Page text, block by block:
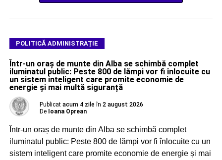
POLITICĂ ADMINISTRAȚIE
Într-un oraș de munte din Alba se schimbă complet
iluminatul public: Peste 800 de lămpi vor fi înlocuite cu
un sistem inteligent care promite economie de
energie și mai multă siguranță
Publicat acum 4 zile în 2 august 2026
De Ioana Oprean
Într-un oraș de munte din Alba se schimbă complet
iluminatul public: Peste 800 de lămpi vor fi înlocuite cu un
sistem inteligent care promite economie de energie și mai